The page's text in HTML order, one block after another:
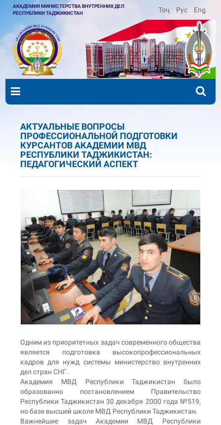
АКАДЕМИЯ МИНИСТЕРСТВА ВНУТРЕННИХ ДЕЛ
РЕСПУБЛИКИ ТАДЖИКИСТАН
Тоҷ Рус Eng
АКТУАЛЬНЫЕ ВОПРОСЫ
ПРОФЕССИОНАЛЬНОЙ ПОДГОТОВКИ
КУРСАНТОВ АКАДЕМИИ МВД
РЕСПУБЛИКИ ТАДЖИКИСТАН:
ПЕДАГОГИЧЕСКИЙ АСПЕКТ
Одним из приоритетных задач современного общества
является подготовка высокопрофессиональных
кадров для нужд системы министерство внутренних
дел стран СНГ.
Академия МВД Республики Таджикистан было
образованно постановлением Правительство
Республики Таджикистан 30 декабря 2000 года №519,
но базе высшей школе МВД Республики Таджикистан.
Важнейшие задач Академии МВД Республики